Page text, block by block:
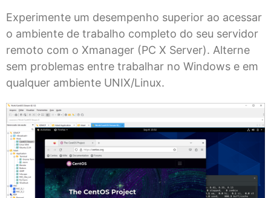
Experimente um desempenho superior ao acessar
o ambiente de trabalho completo do seu servidor
remoto com o Xmanager (PC X Server). Alterne
sem problemas entre trabalhar no Windows e em
qualquer ambiente UNIX/Linux.